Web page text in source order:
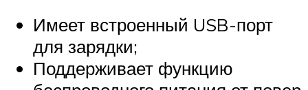
Имеет встроенный USB-порт
для зарядки;
Поддерживает функцию